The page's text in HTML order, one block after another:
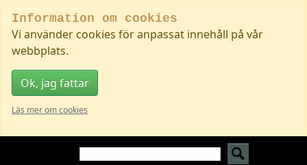
Information om cookies
Vi använder cookies för anpassat innehåll på vår
webbplats.
Ok, jag fattar
Läs mer om cookies